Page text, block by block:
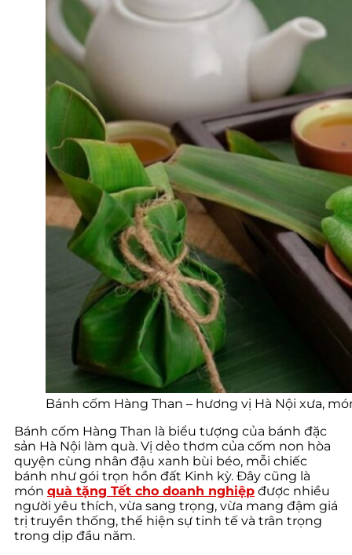
Bánh cốm Hàng Than – hương vị Hà Nội xưa,
Bánh cốm Hàng Than là biểu tượng của bánh đặc
sản Hà Nội làm quà. Vị dẻo thơm của cốm non hòa
quyện cùng nhân đậu xanh bùi béo, mỗi chiếc
bánh như gói trọn hồn đất Kinh kỳ. Đây cũng là
món quà tặng Tết cho doanh nghiệp được nhiều
người yêu thích, vừa sang trọng, vừa mang đậm giá
trị truyền thống, thể hiện sự tinh tế và trân trọng
trong dịp đầu năm.